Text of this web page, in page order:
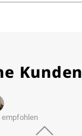
Kunden
empfohlen